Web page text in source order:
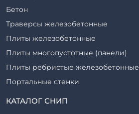
Бетон
Траверсы железобетонные
Плиты железобетонные
Плиты многопустотные (панели)
Плиты ребристые железобетонные
Портальные стенки
Прогоны железобетонные
КАТАЛОГ СНИП